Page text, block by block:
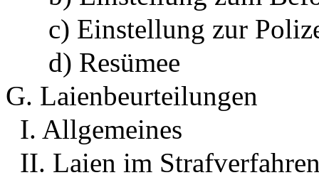
c) Einstellung zur
d) Resümee
G. Laienbeurteilungen
I. Allgemeines
II. Laien im